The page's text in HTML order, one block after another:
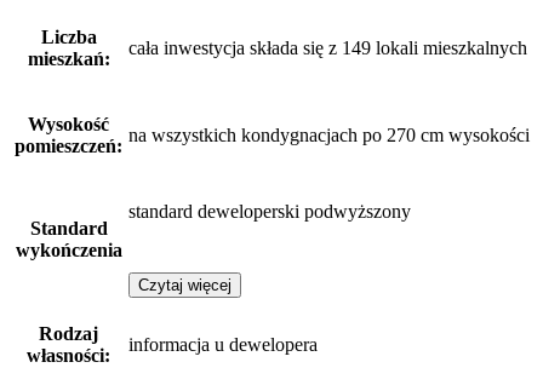
Liczba
mieszkań:
cała inwestycja składa się z 149 lokali mieszkalnych
Wysokość
pomieszczeń:
na wszystkich kondygnacjach po 270 cm wysokości
Standard
wykończenia
standard deweloperski podwyższony
Czytaj więcej
Rodzaj
własności:
informacja u dewelopera